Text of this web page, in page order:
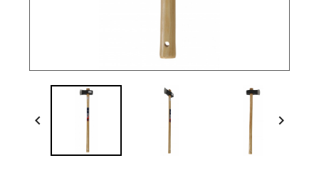
 